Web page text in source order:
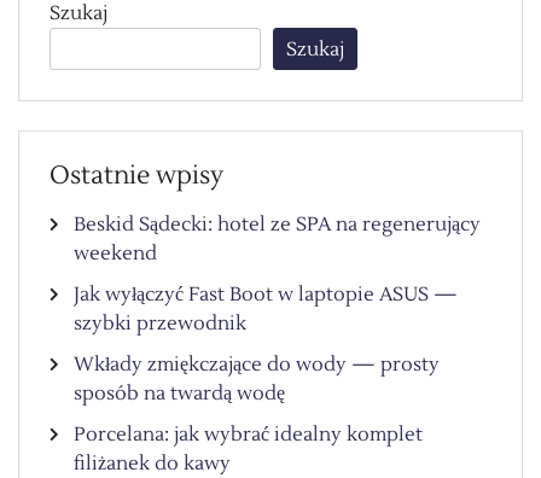
Szukaj
Szukaj
Ostatnie wpisy
Beskid Sądecki: hotel ze SPA na regenerujący
weekend
Jak wyłączyć Fast Boot w laptopie ASUS —
szybki przewodnik
Wkłady zmiękczające do wody — prosty
sposób na twardą wodę
Porcelana: jak wybrać idealny komplet
filiżanek do kawy